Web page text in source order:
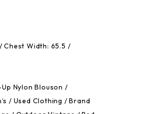
Chest Width: 65.5 /
Nylon Blouson /
/ Used Clothing / Brand